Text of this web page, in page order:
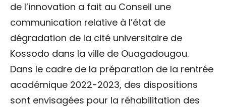
de l’innovation a fait au Conseil une
communication relative à l’état de
dégradation de la cité universitaire de
Kossodo dans la ville de Ouagadougou.
Dans le cadre de la préparation de la rentrée
académique 2022-2023, des dispositions
sont envisagées pour la réhabilitation des